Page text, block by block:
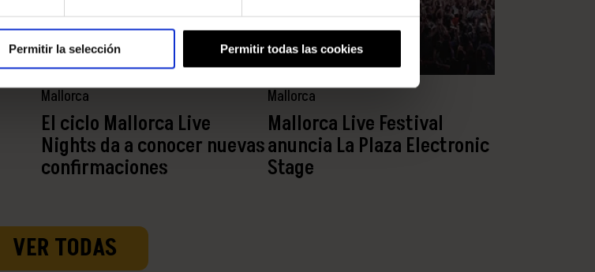
Permitir la selección Permitir todas las cookies
Mallorca
El ciclo Mallorca Live
Nights da a conocer nuevas
confirmaciones
Mallorca
Mallorca Live Festival
anuncia La Plaza Electronic
Stage
VER TODAS